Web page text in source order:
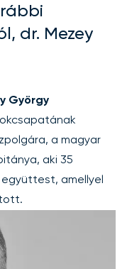
dr. Mezey
György
a magyar
aki 35
amellyel